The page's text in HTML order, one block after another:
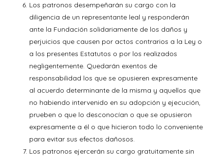
Los patronos desempeñarán su cargo con la
diligencia de un representante leal y responderán
ante la Fundación solidariamente de los daños y
perjuicios que causen por actos contrarios a la Ley o
a los presentes Estatutos o por los realizados
negligentemente. Quedarán exentos de
responsabilidad los que se opusieren expresamente
al acuerdo determinante de la misma y aquellos que
no habiendo intervenido en su adopción y ejecución,
prueben o que lo desconocían o que se opusieron
expresamente a él o que hicieron todo lo conveniente
para evitar sus efectos dañosos.
Los patronos ejercerán su cargo gratuitamente sin